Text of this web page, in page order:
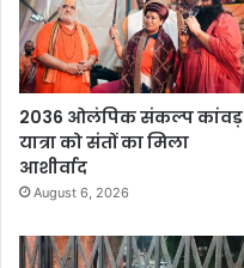
2036 ओलंपिक संकल्प कांवड़
यात्रा को संतों का मिला
आशीर्वाद
August 6, 2026